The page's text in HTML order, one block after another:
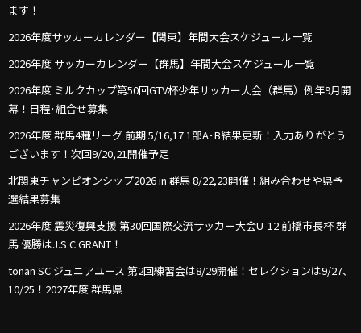
ます！
2026年度サッカーカレンダー【関東】年間大会スケジュール一覧
2026年度 サッカーカレンダー【群馬】年間大会スケジュール一覧
2026年度 ミルクカップ第50回GTV杯少年サッカー大会（群馬）例年9月開
幕！日程･組合せ募集
2026年度 群馬4種リーグ 前期 5/16,17 1部A･B結果更新！入力ありがとう
ございます！次回9/20,21開催予定
北関東チャンピオンシップ2026 in 群馬 8/22,23開催！組み合わせや県予
選結果募集
2026年度 震災復興支援 第30回国際交流サッカー大会U-12 前橋市長杯 群
馬 優勝はJ.S.C GRANT！
tonan SC ジュニアユース 第2回練習会は8/29開催！セレクションは9/27､
10/25！2027年度 群馬県